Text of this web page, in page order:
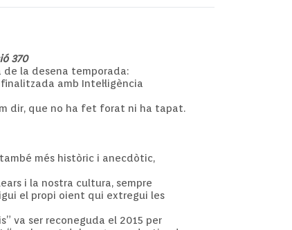
370
de la desena temporada:
amb Intel·ligència
dir, que no ha fet forat ni ha tapat.
més històric i anecdòtic,
i la nostra cultura, sempre
el propi oient qui extregui les
va ser reconeguda el 2015 per